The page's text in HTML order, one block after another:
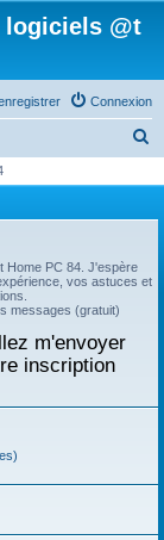
@t
Connexion
h
r
Home PC 84. J'espère
vos astuces et
messages (gratuit)
m'envoyer
inscription